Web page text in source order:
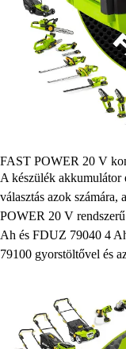
FAST POWER 20 V
A készülék
választás azok
POWER 20 V
Ah és FDUZ 79040 4
79100 gyorstöltővel és